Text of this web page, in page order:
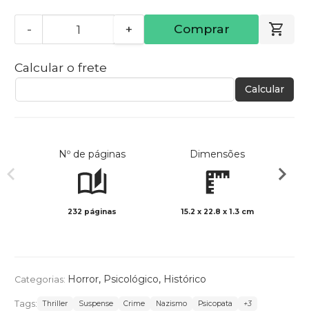
- + Comprar
Calcular o frete
Calcular
Nº de páginas
232 páginas
Dimensões
15.2 x 22.8 x 1.3 cm
Categorias: Horror, Psicológico, Histórico
Tags: Thriller Suspense Crime Nazismo Psicopata +3